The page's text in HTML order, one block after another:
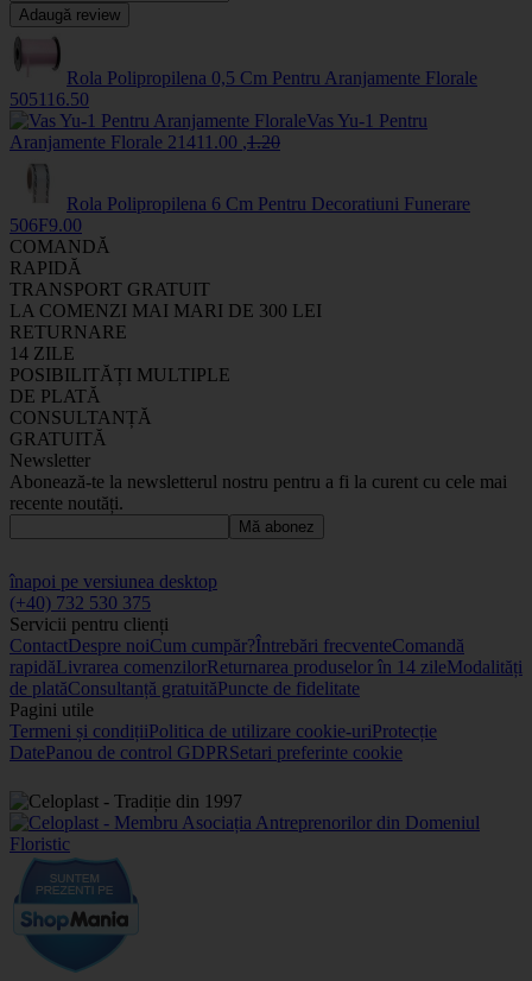
Adaugă review
Rola Polipropilena 0,5 Cm Pentru Aranjamente Florale
50511 6.50
Vas Yu-1 Pentru
Aranjamente Florale 2141 1 .00 ,1.20
Rola Polipropilena 6 Cm Pentru Decoratiuni Funerare
506F9.00
COMANDĂ
RAPIDĂ
TRANSPORT GRATUIT
LA COMENZI MAI MARI DE 300 LEI
RETURNARE
14 ZILE
POSIBILITĂȚI MULTIPLE
DE PLATĂ
CONSULTANȚĂ
GRATUITĂ
Newsletter
Abonează-te la newsletterul nostru pentru a fi la curent cu cele mai
recente noutăți.
Mă abonez
înapoi pe versiunea desktop
(+40) 732 530 375
Servicii pentru clienți
ContactDespre noiCum cumpăr?Întrebări frecventeComandă
rapidăLivrarea comenzilorReturnarea produselor în 14 zileModalități
de platăConsultanță gratuităPuncte de fidelitate
Pagini utile
Termeni și condițiiPolitica de utilizare cookie-uriProtecție
DatePanou de control GDPRSetari preferinte cookie